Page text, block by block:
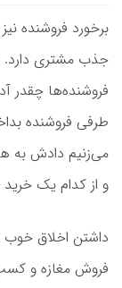
برخورد فروشنده
جذب مشتری دارد.
فروشنده‌ها چقدر
طرفی فروشنده
می‌زنیم دادش به
و از کدام یک
داشتن اخلاق خوب
فروش مغازه و کسب